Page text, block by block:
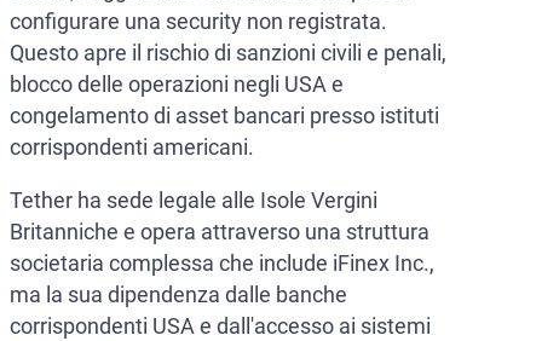
configurare una security non registrata.
Questo apre il rischio di sanzioni civili e penali,
blocco delle operazioni negli USA e
congelamento di asset bancari presso istituti
corrispondenti americani.
Tether ha sede legale alle Isole Vergini
Britanniche e opera attraverso una struttura
societaria complessa che include iFinex Inc.,
ma la sua dipendenza dalle banche
corrispondenti USA e dall'accesso ai sistemi